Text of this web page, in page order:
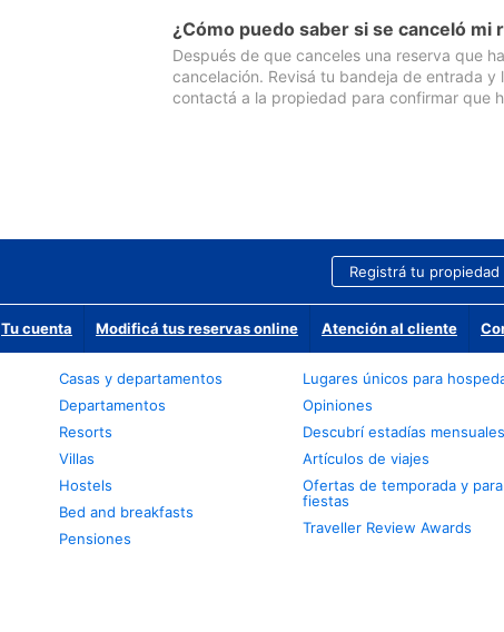
¿Cómo puedo saber si se canceló mi
Después de que canceles una reserva que
cancelación. Revisá tu bandeja de entrada
contactá a la propiedad para confirmar que
Registrá tu propiedad
Tu cuenta Modificá tus reservas online Atención al cliente
Casas y departamentos
Departamentos
Resorts
Villas
Hostels
Bed and breakfasts
Pensiones
Lugares únicos para
Opiniones
Descubrí estadías mensuales
Artículos de viajes
Ofertas de temporada y
fiestas
Traveller Review Awards